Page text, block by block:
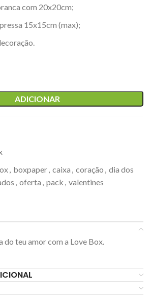
com 20x20cm;
15x15cm (max);
ADICIONAR
, boxpaper, caixa , coração , dia dos
, oferta , pack , valentines
do teu amor com a Love Box.